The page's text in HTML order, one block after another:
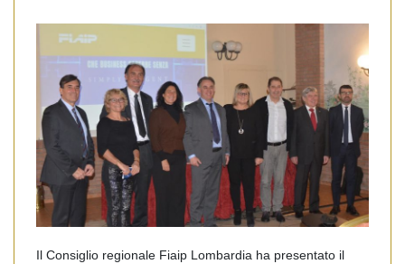
Il Consiglio regionale Fiaip Lombardia ha presentato il